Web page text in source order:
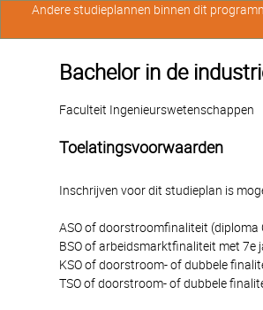
Bachelor in de
Faculteit Ingenieurswetenschappen
Toelatingsvoorwaarden
Inschrijven voor dit studieplan is
ASO of doorstroomfinaliteit (diploma
BSO of arbeidsmarktfinaliteit met 7e
KSO of doorstroom- of dubbele
TSO of doorstroom- of dubbele
Andere studieplannen binnen dit